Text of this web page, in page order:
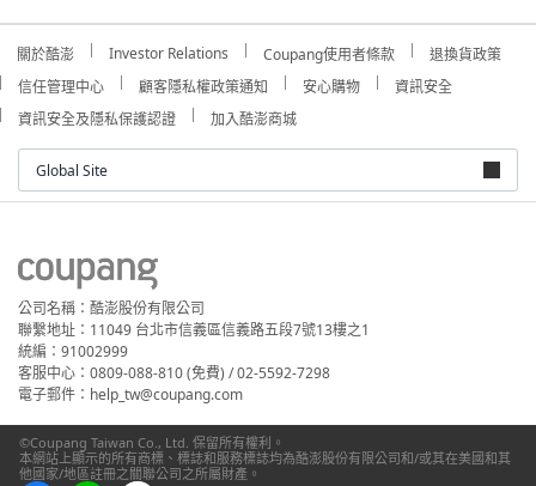
關於酷澎 Investor Relations Coupang使用者條款
退換貨政策
信任管理中心
顧客隱私權政策通知 安心購物
資訊安全
資訊安全及隱私保護認證
加入酷澎商城
Global Site
公司名稱：酷澎股份有限公司
聯繫地址：11049 台北市信義區信義路五段7號13樓之1
統編：91002999
客服中心：0809-088-810 (免費) / 02-5592-7298
電子郵件：help_tw@coupang.com
©Coupang Taiwan Co., Ltd. 保留所有權利。
本網站上顯示的所有商標、標誌和服務標誌均為酷澎股份有限公司和/或其在美國和其
他國家/地區註冊之關聯公司之所屬財產。